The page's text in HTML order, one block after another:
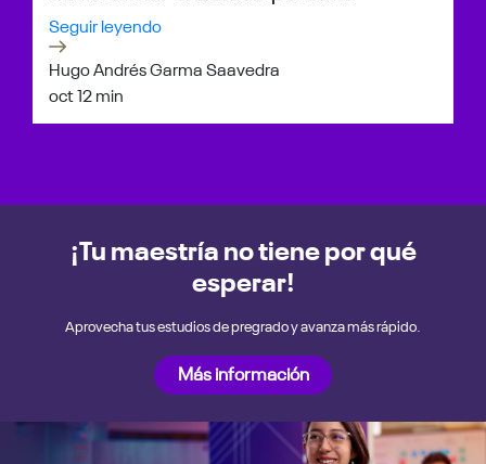
Seguir leyendo
Hugo Andrés Garma Saavedra
oct 12 min
¡Tu maestría no tiene por qué
esperar!
Aprovecha tus estudios de pregrado y avanza más rápido.
Más información